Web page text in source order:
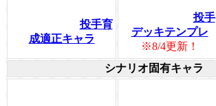
投手育
成適正キャラ
投手
デッキテンプレ
※8/4更新！
シナリオ固有キャラ